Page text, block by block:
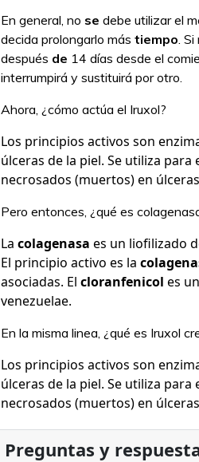
En general, no se debe utilizar el
decida prolongarlo más tiempo. Si
después de 14 días desde el
interrumpirá y sustituirá por otro.
Ahora, ¿cómo actúa el Iruxol?
Los principios activos son
úlceras de la piel. Se utiliza
necrosados (muertos) en
Pero entonces, ¿qué es
La colagenasa es un liofilizado
El principio activo es la
asociadas. El cloranfenicol es
venezuelae.
En la misma linea, ¿qué es Iruxol
Los principios activos son
úlceras de la piel. Se utiliza
necrosados (muertos) en
Preguntas y